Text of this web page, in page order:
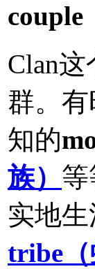
couple
Clan
群。
知的
族）
实地生
tribe（